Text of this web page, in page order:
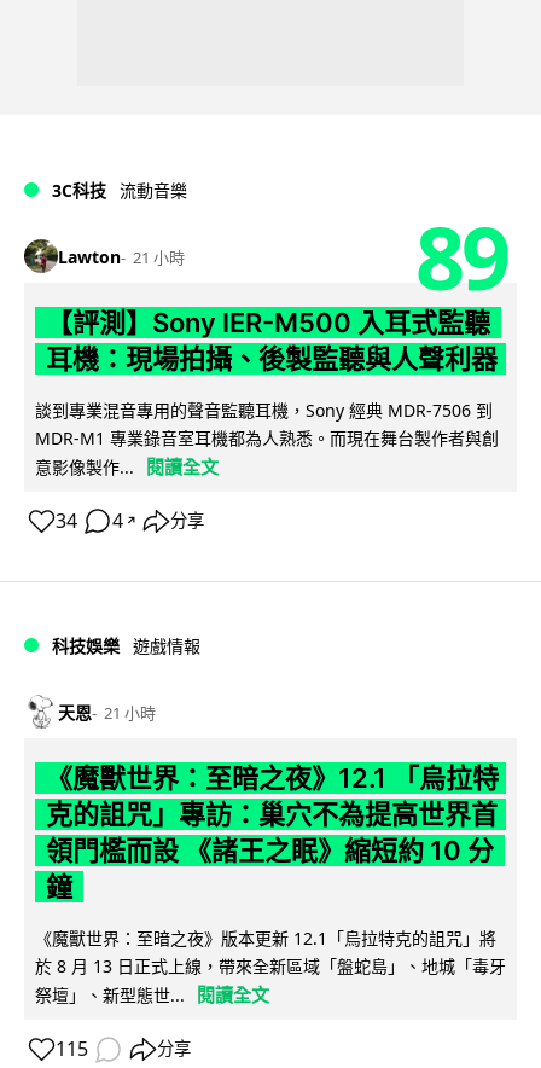
3C科技 流動音樂
Lawton 21 小時 89
【評測】Sony IER-M500 入耳式監聽
耳機：現場拍攝、後製監聽與人聲利器
談到專業混音專用的聲音監聽耳機，Sony 經典 MDR-7506 到
MDR-M1 專業錄音室耳機都為人熟悉。而現在舞台製作者與創
意影像製作...
閱讀全文
34 4 ↗ 分享
科技娛樂 遊戲情報
天恩 21 小時
《魔獸世界：至暗之夜》12.1 「烏拉特
克的詛咒」專訪：巢穴不為提高世界首
領門檻而設 《諸王之眠》縮短約 10 分
鐘
《魔獸世界：至暗之夜》版本更新 12.1「烏拉特克的詛咒」將
於 8 月 13 日正式上線，帶來全新區域「盤蛇島」、地城「毒牙
祭壇」、新型態世...
閱讀全文
115 分享